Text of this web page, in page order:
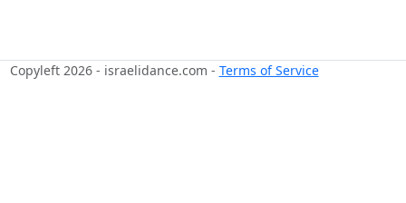
Copyleft 2026 - israelidance.com - Terms of Service